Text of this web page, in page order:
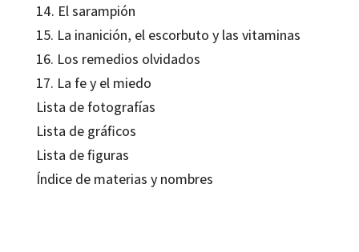
14. El sarampión
15. La inanición, el escorbuto y las vitaminas
16. Los remedios olvidados
17. La fe y el miedo
Lista de fotografías
Lista de gráficos
Lista de figuras
Índice de materias y nombres